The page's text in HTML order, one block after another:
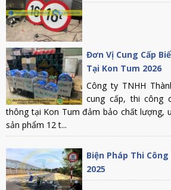
Đơn Vị Cung Cấp
Tại Kon Tum 2026
Công ty TNHH
cung cấp, thi công
thông tại Kon Tum đảm bảo chất lượng,
sản phẩm 12 t...
Biện Pháp Thi
2025